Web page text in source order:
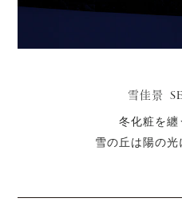
雪佳景
冬化粧を纏
雪の丘は陽の光